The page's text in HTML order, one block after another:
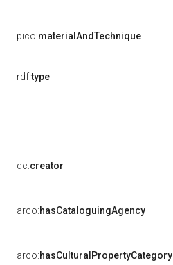
pico:materialAndTechnique
rdf:type
dc:creator
arco:hasCataloguingAgency
arco:hasCulturalPropertyCategory